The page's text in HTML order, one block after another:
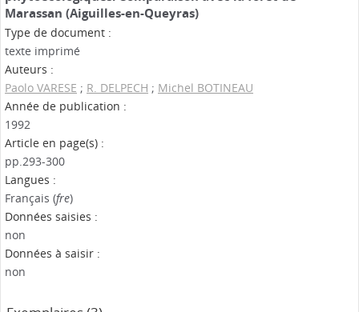
Marassan (Aiguilles-en-Queyras)
Type de document :
texte imprimé
Auteurs :
Paolo VARESE ; R. DELPECH ; Michel BOTINEAU
Année de publication :
1992
Article en page(s) :
pp.293-300
Langues :
Français (fre)
Données saisies :
non
Données à saisir :
non